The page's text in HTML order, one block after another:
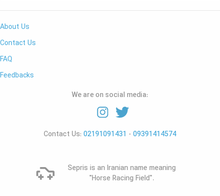
About Us
Contact Us
FAQ
Feedbacks
We are on social media:
Contact Us: 02191091431 - 09391414574
Sepris is an Iranian name meaning
"Horse Racing Field".